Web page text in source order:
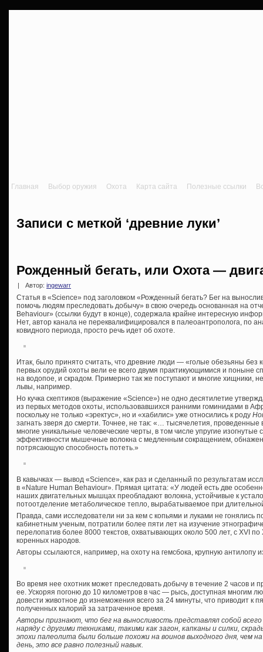
Главная Выбор оружия Охота Карта сайта Полезные ссылки
Записи с меткой ‘древние луки’
Рожденный бегать, или Охота —
Автор: ingewarr
Статья в «Science» под заголовком «Рожденный бегать? Бег на
помочь людям преследовать добычу» в свою очередь основанная на
Behaviour» (ссылки будут в конце), содержала крайне интересную
Нет, автор канала не переквалифицировался в палеоантрополога, по
ковидного периода, просто речь идет об охоте.
Итак, было принято считать, что древние люди — «голые обезьяны без
первых орудий охоты вели ее всего двумя практикующимися и поныне
на водопое, и скрадом. Примерно так же поступают и многие хищники,
львы, например.
Но кучка скептиков (выражение «Science») не одно десятилетие
из первых методов охоты, использовавшихся ранними гоминидами в
поскольку не только «эректус», но и «хабилис» уже относились к роду
загнать зверя до смерти. Точнее, не так: «… тысячелетия,
многие уникальные человеческие черты, в том числе упругие
эффективности мышечные волокна с медленным сокращением,
потрясающую способность потеть.»
В кавычках — вывод «Science», как раз и сделанный по результатам
в «Nature Human Behaviour». Прямая цитата: «У людей есть две
наших двигательных мышцах преобладают волокна, устойчивые к
потоотделение метаболическое тепло, вырабатываемое при
Правда, сами исследователи ни за кем с копьями и луками не гонялись
кабинетным ученым, потратили более пяти лет на изучение
перелопатив более 8000 текстов, охватывающих около 500 лет, с XVI
коренных народов.
Авторы ссылаются, например, на охоту на гемсбока, крупную антилопу
Во время нее охотник может преследовать добычу в течение 2 часов и
ее. Ускоряя погоню до 10 километров в час — рысь, доступная многим
довести животное до изнеможения всего за 24 минуты, что приводит к
полученных калорий за затраченное время.
Авторы признают, что бег на выносливость представлял собой
наряду с другими техниками, такими как загон, капканы и силки,
эпохи палеолита были больше похожи на воинов выходного дня, чем
день, это все равно полезный навык.